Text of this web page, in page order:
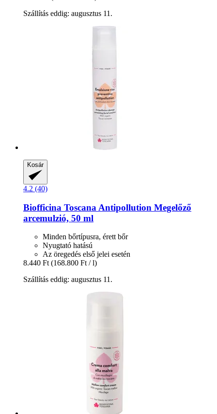
Szállítás eddig: augusztus 11.
Kosár
4.2 (40)
Biofficina Toscana Antipollution Megelőző
arcemulzió, 50 ml
Minden bőrtípusra, érett bőr
Nyugtató hatású
Az öregedés első jelei esetén
8.440 Ft (168.800 Ft / l)
Szállítás eddig: augusztus 11.